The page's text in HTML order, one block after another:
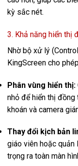
kỳ sắc nét.
3. Khả năng hiển thị
Nhờ bộ xử lý
KingScreen cho
Phân vùng hiển thị:
nhỏ để hiển thị
khoán và camera
Thay đổi kịch bản
giáo viên hoặc quản
trọng ra toàn màn